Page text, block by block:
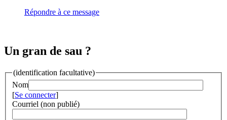
Répondre à ce message
Un gran de sau ?
(identification facultative)
Nom
[Se connecter]
Courriel (non publié)